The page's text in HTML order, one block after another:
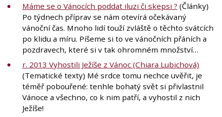
Máme se o Vánocích poddat iluzi či skepsi ? (Články)
Po týdnech příprav se nám otevírá očekávaný
vánoční čas. Mnoho lidí touží zvláště o těchto svátcích
po klidu a míru. Píšeme si to ve vánočních přáních a
pozdravech, které si v tak ohromném množství…
r. 2013 Vyhostili Ježíše z Vánoc (Chiara Lubichová)
(Tematické texty) Mé srdce tomu nechce uvěřit, je
téměř pobouřené: tenhle bohatý svět si přivlastnil
Vánoce a všechno, co k nim patří, a vyhostil z nich
Ježíše!